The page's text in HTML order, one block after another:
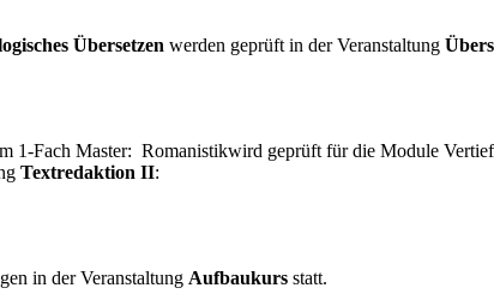
Übersetzen werden geprüft in der Veranstaltung
1-Fach Master: Romanistikwird geprüft für die Module
Textredaktion II:
in der Veranstaltung Aufbaukurs statt.